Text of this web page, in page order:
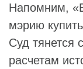
Напомним,
мэрию
Суд тянется
расчетам